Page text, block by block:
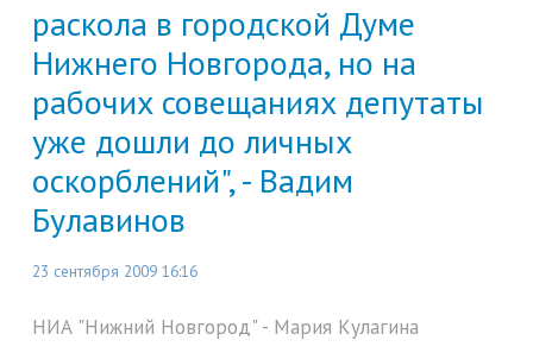
раскола в городской Думе
Нижнего Новгорода, но на
рабочих совещаниях депутаты
уже дошли до личных
оскорблений", - Вадим
Булавинов
23 сентября 2009 16:16
НИА "Нижний Новгород" - Мария Кулагина